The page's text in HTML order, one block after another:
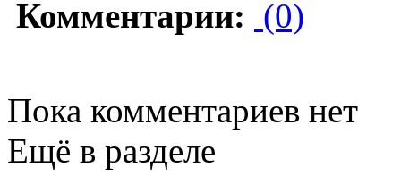
Комментарии: (0)
Пока комментариев нет
Ещё в разделе